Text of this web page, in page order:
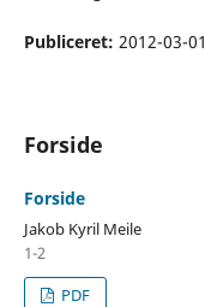
Publiceret: 2012-03-01
Forside
Forside
Jakob Kyril Meile
1-2
PDF